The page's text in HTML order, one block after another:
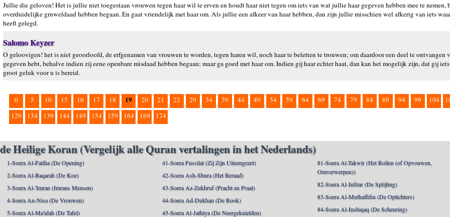
Jullie die geloven! Het is jullie niet toegestaan vrouwen tegen haar wil te erven en houdt haar niet tegen om iets van wat jullie haar gegeven hebben mee te nemen,
overduidelijke gruweldaad hebben begaan. En gaat vriendelijk met haar om. Als jullie een afkeer van haar hebben, dan zijn jullie misschien wel afkerig van iets
heeft gelegd.
Salomo Keyzer
O geloovigen! het is niet geoorloofd, de erfgenamen van vrouwen te worden, tegen haren wil, noch haar te beletten te trouwen; om daardoor een deel te ontvangen
gegeven hebt, behalve indien zij eene openbare misdaad hebben begaan; maar ga goed met haar om. Indien gij haar echter haat, dan kan het mogelijk zijn, dat gij
groot geluk voor u is bereid.
0 5 10 15 16 17 18 19 20 21 22 29 34 39 44 49 54 59 64 69 74 79 84 89 94 99 104
129
134 139 144 149 154 159 164 169 174
de Heilige Koran (Vergelijk alle Quran vertalingen in het Nederlands)
1-Soera Al-Fatiha (De Opening)
2-Soera Al-Baqarah (De Koe)
3-Soera Al-'Imran (Imrans Mensen)
4-Soera An-Nisa (De Vrouwen)
5-Soera Al-Ma'idah (De Tafel)
41-Soera Fussilat (Zij Zijn Uiteengezet)
42-Soera Ash-Shura (Het Beraad)
43-Soera Az-Zukhruf (Pracht en Praal)
44-Soera Ad-Dukhan (De Rook)
45-Soera Al-Jathiya (De Neergeknielden)
81-Soera At-Takwir (Het Rollen (of Opvouwen,
Omverwerpen))
82-Soera Al-Infitar (De Splijting)
83-Soera Al-Muthaffifin (De Oplichters)
84-Soera Al-Inshiqaq (De Scheuring)